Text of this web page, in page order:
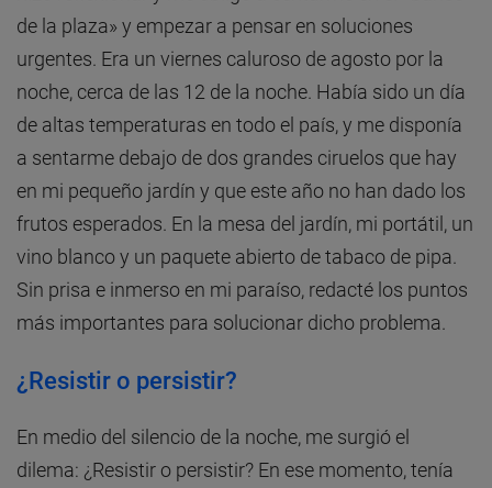
de la plaza» y empezar a pensar en soluciones
urgentes. Era un viernes caluroso de agosto por la
noche, cerca de las 12 de la noche. Había sido un día
de altas temperaturas en todo el país, y me disponía
a sentarme debajo de dos grandes ciruelos que hay
en mi pequeño jardín y que este año no han dado los
frutos esperados. En la mesa del jardín, mi portátil, un
vino blanco y un paquete abierto de tabaco de pipa.
Sin prisa e inmerso en mi paraíso, redacté los puntos
más importantes para solucionar dicho problema.
¿Resistir o persistir?
En medio del silencio de la noche, me surgió el
dilema: ¿Resistir o persistir? En ese momento, tenía